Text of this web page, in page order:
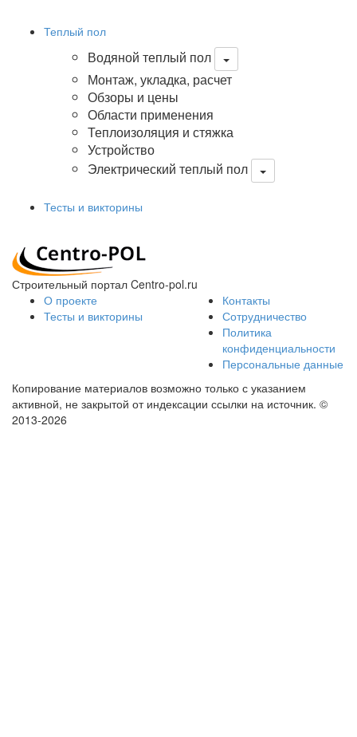
Теплый пол
Водяной теплый пол
Монтаж, укладка, расчет
Обзоры и цены
Области применения
Теплоизоляция и стяжка
Устройство
Электрический теплый пол
Тесты и викторины
Строительный портал Centro-pol.ru
О проекте
Тесты и викторины
Контакты
Сотрудничество
Политика
конфиденциальности
Персональные данные
Копирование материалов возможно только с указанием
активной, не закрытой от индексации ссылки на источник. ©
2013-2026